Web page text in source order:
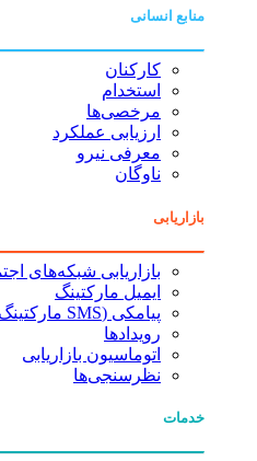
منابع انسانی
کارکنان
استخدام
مرخصی‌ها
ارزیابی عملکرد
معرفی نیرو
ناوگان
بازاریابی
بازاریابی شبکه‌های
ایمیل مارکتینگ
پیامکی (SMS مارکتینگ)
رویدادها
اتوماسیون بازاریابی
نظرسنجی‌ها
خدمات